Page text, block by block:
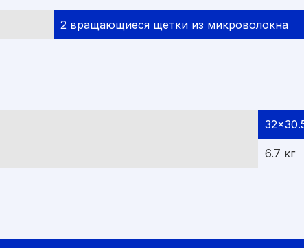
2 вращающиеся щетки из микроволокна
6.7 кг